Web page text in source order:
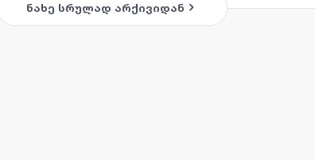
ნახე სრულად არქივიდან